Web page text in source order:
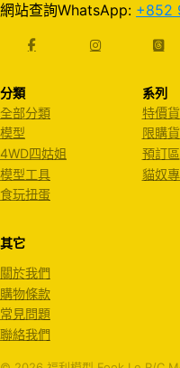
網站查詢WhatsApp: +852
分類
全部分類
模型
4WD四姑姐
模型工具
食玩扭蛋
系列
特價
限購
預訂區
貓奴
其它
關於我們
購物條款
常見問題
聯絡我們